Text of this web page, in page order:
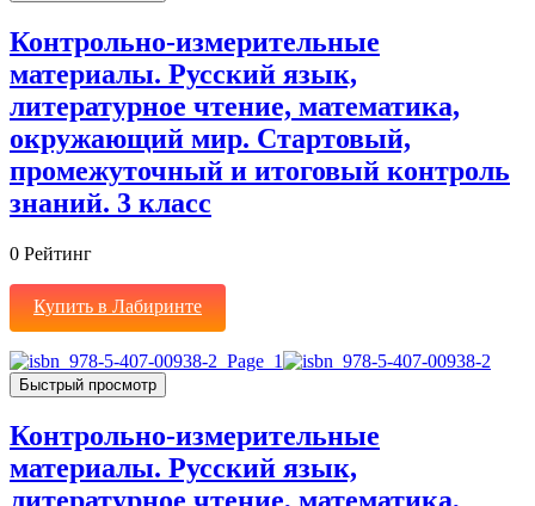
Контрольно-измерительные
материалы. Русский язык,
литературное чтение, математика,
окружающий мир. Стартовый,
промежуточный и итоговый контроль
знаний. 3 класс
0 Рейтинг
Купить в Лабиринте
Быстрый просмотр
Контрольно-измерительные
материалы. Русский язык,